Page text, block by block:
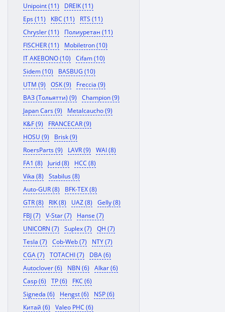
Unipoint (11)
DREIK (11)
Eps (11)
KBC (11)
RTS (11)
Chrysler (11)
Полиуретан (11)
FISCHER (11)
Mobiletron (10)
IT AKEBONO (10)
Cifam (10)
Sidem (10)
BASBUG (10)
UTM (9)
OSK (9)
Freccia (9)
ВАЗ (Тольятти) (9)
Champion (9)
Japan Cars (9)
Metalcaucho (9)
K&F (9)
FRANCECAR (9)
HOSU (9)
Brisk (9)
RoersParts (9)
LAVR (9)
WAI (8)
FA1 (8)
Jurid (8)
HCC (8)
Vika (8)
Stabilus (8)
Auto-GUR (8)
BFK-TEX (8)
GTR (8)
RIK (8) UAZ (8)
Gelly (8)
FBJ (7)
V-Star (7)
Hanse (7)
UNICORN (7)
Suplex (7)
QH (7)
Tesla (7)
Cob-Web (7)
NTY (7)
CGA (7)
TOTACHI (7)
DBA (6)
Autoclover (6)
NBN (6)
Alkar (6)
Casp (6)
TP (6)
FKC (6)
Signeda (6)
Hengst (6)
NSP (6)
Китай (6)
Valeo PHC (6)